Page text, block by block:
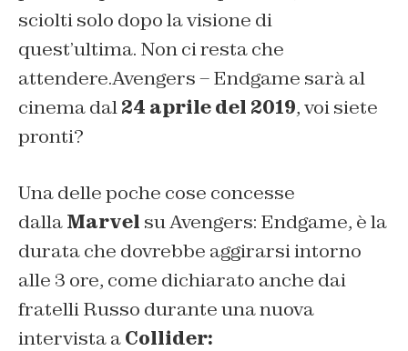
sciolti solo dopo la visione di
quest’ultima. Non ci resta che
attendere.Avengers – Endgame sarà al
cinema dal24 aprile del 2019, voi siete
pronti?
Una delle poche cose concesse
dallaMarvel suAvengers: Endgame, è la
durata che dovrebbe aggirarsi intorno
alle 3 ore, come dichiarato anche dai
fratelli Russo durante una nuova
intervista aCollider: